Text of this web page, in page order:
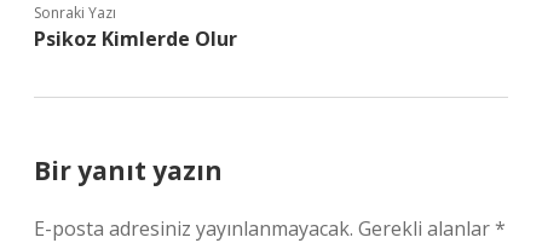
Sonraki Yazı
Psikoz Kimlerde Olur
Bir yanıt yazın
E-posta adresiniz yayınlanmayacak. Gerekli alanlar*